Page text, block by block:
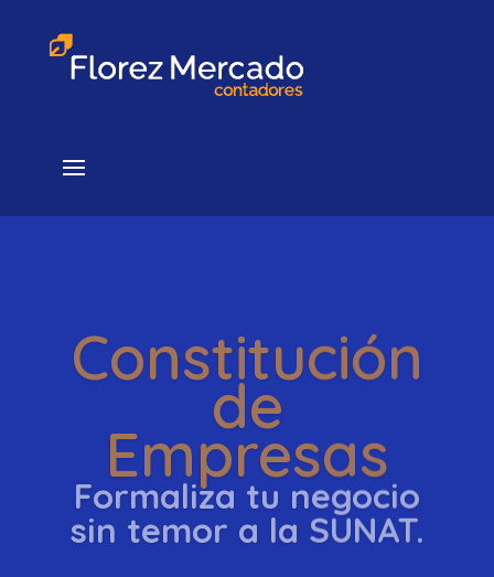
Constitución
de
Empresas
Formaliza tu negocio
sin temor a la SUNAT.